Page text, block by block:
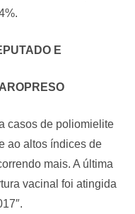
E
casos de poliomielite
ao altos índices de
mais. A última
vacinal foi atingida